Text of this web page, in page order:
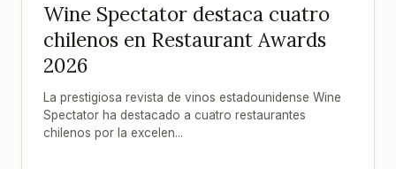
Wine Spectator destaca cuatro
chilenos en Restaurant Awards
2026
La prestigiosa revista de vinos estadounidense Wine
Spectator ha destacado a cuatro restaurantes
chilenos por la excelen...